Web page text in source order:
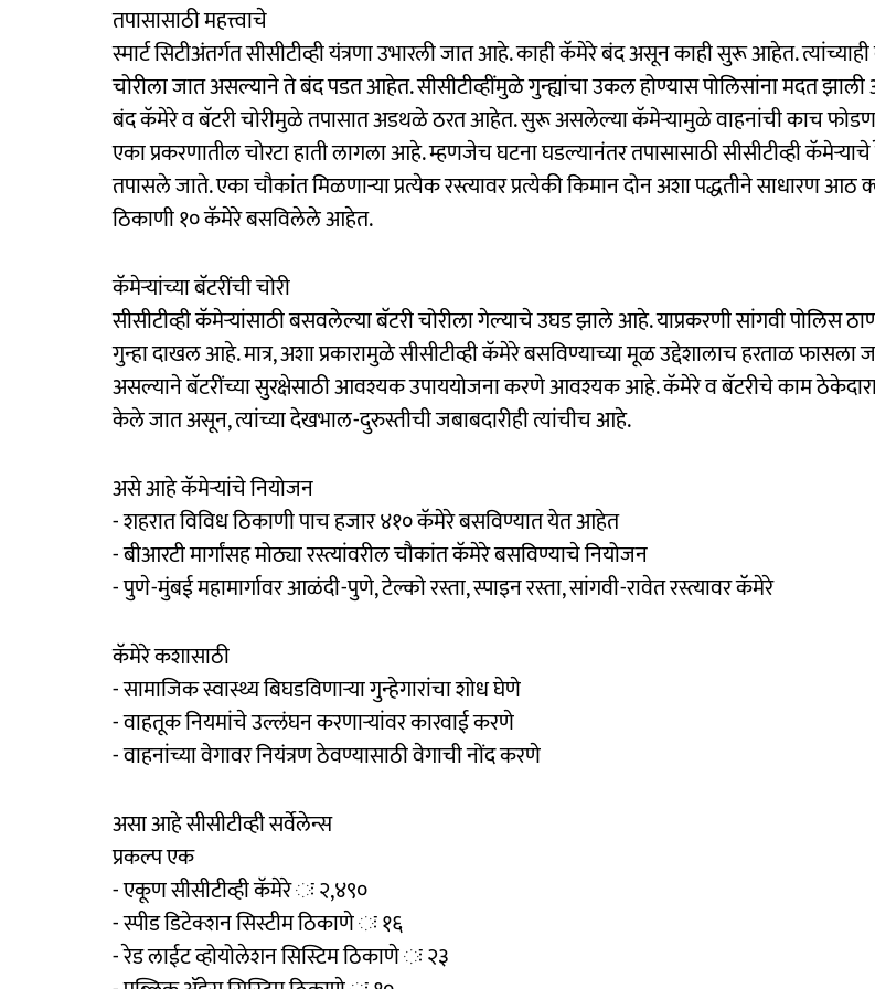
तपासासाठी महत्त्वाचे
स्मार्ट सिटीअंतर्गत सीसीटीव्ही यंत्रणा उभारली जात आहे. काही कॅमेरे बंद असून काही सुरू आहेत. त्यांच्याही
चोरीला जात असल्याने ते बंद पडत आहेत. सीसीटीव्हींमुळे गुन्ह्यांचा उकल होण्यास पोलिसांना मदत झाली
बंद कॅमेरे व बॅटरी चोरीमुळे तपासात अडथळे ठरत आहेत. सुरू असलेल्या कॅमेऱ्यामुळे वाहनांची काच
एका प्रकरणातील चोरटा हाती लागला आहे. म्हणजेच घटना घडल्यानंतर तपासासाठी सीसीटीव्ही कॅमेऱ्याचे
तपासले जाते. एका चौकांत मिळणाऱ्या प्रत्येक रस्त्यावर प्रत्येकी किमान दोन अशा पद्धतीने साधारण आठ
ठिकाणी १० कॅमेरे बसविलेले आहेत.
कॅमेऱ्यांच्या बॅटरींची चोरी
सीसीटीव्ही कॅमेऱ्यांसाठी बसवलेल्या बॅटरी चोरीला गेल्याचे उघड झाले आहे. याप्रकरणी सांगवी पोलिस
गुन्हा दाखल आहे. मात्र, अशा प्रकारामुळे सीसीटीव्ही कॅमेरे बसविण्याच्या मूळ उद्देशालाच हरताळ फासला
असल्याने बॅटरींच्या सुरक्षेसाठी आवश्यक उपाययोजना करणे आवश्यक आहे. कॅमेरे व बॅटरीचे काम
केले जात असून, त्यांच्या देखभाल-दुरुस्तीची जबाबदारीही त्यांचीच आहे.
असे आहे कॅमेऱ्यांचे नियोजन
- शहरात विविध ठिकाणी पाच हजार ४१० कॅमेरे बसविण्यात येत आहेत
- बीआरटी मार्गांसह मोठ्या रस्त्यांवरील चौकांत कॅमेरे बसविण्याचे नियोजन
- पुणे-मुंबई महामार्गावर आळंदी-पुणे, टेल्को रस्ता, स्पाइन रस्ता, सांगवी-रावेत रस्त्यावर कॅमेरे
कॅमेरे कशासाठी
- सामाजिक स्वास्थ्य बिघडविणाऱ्या गुन्हेगारांचा शोध घेणे
- वाहतूक नियमांचे उल्लंघन करणाऱ्यांवर कारवाई करणे
- वाहनांच्या वेगावर नियंत्रण ठेवण्यासाठी वेगाची नोंद करणे
असा आहे सीसीटीव्ही सर्वेलेन्स
प्रकल्प एक
- एकूण सीसीटीव्ही कॅमेरे ः २,४९०
- स्पीड डिटेक्शन सिस्टीम ठिकाणे ः १६
- रेड लाईट व्होयोलेशन सिस्टिम ठिकाणे ः २३